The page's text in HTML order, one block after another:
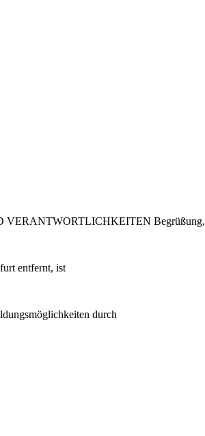
VERANTWORTLICHKEITEN Begrüßung,
entfernt, ist
durch